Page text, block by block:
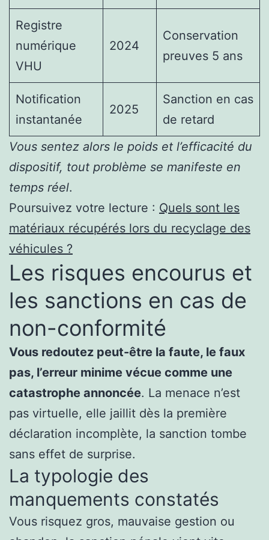
Registre
numérique
VHU
2024
Conservation
preuves 5 ans
Notification
instantanée
2025
Sanction en cas
de retard
Vous sentez alors le poids et l’efficacité du
dispositif, tout problème se manifeste en
temps réel.
Poursuivez votre lecture : Quels sont les
matériaux récupérés lors du recyclage des
véhicules ?
Les risques encourus et
les sanctions en cas de
non-conformité
Vous redoutez peut-être la faute, le faux
pas, l’erreur minime vécue comme une
catastrophe annoncée. La menace n’est
pas virtuelle, elle jaillit dès la première
déclaration incomplète, la sanction tombe
sans effet de surprise.
La typologie des
manquements constatés
Vous risquez gros, mauvaise gestion ou